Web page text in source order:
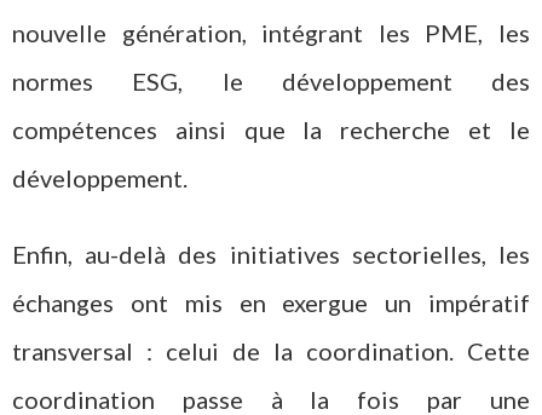
nouvelle génération, intégrant les PME, les
normes ESG, le développement des
compétences ainsi que la recherche et le
développement.
Enfin, au-delà des initiatives sectorielles, les
échanges ont mis en exergue un impératif
transversal : celui de la coordination. Cette
coordination passe à la fois par une